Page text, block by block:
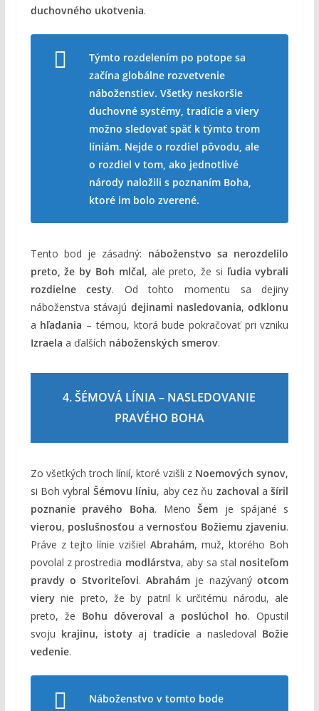
duchovného ukotvenia.
Týmto rozdelením po potope sa
začína globálne rozvetvenie
náboženstiev. Všetky neskoršie
duchovné systémy, tradície a viery
možno sledovať späť k týmto trom
líniám. Nejde o rozdiel pôvodu, ale
o rozdiel v tom, ako jednotlivé
národy naložili s poznaním Boha,
ktoré im bolo zverené.
Tento bod je zásadný: náboženstvo sa nerozdelilo
preto, že by Boh mlčal, ale preto, že si ľudia vybrali
rozdielne cesty. Od tohto momentu sa dejiny
náboženstva stávajú dejinami nasledovania,odklonu
a hľadania – témou, ktorá bude pokračovať pri vzniku
Izraela a ďalších náboženských smerov.
4. ŠÉMOVÁ LÍNIA – NASLEDOVANIE
PRAVÉHO BOHA
Zo všetkých troch línií, ktoré vzišli z Noemových synov,
si Boh vybral Šémovu líniu, aby cez ňu zachoval ašíril
poznanie pravého Boha. MenoŠem je spájané s
vierou, poslušnosťou avernosťou Božiemu zjaveniu.
Práve z tejto línie vzišielAbrahám, muž, ktorého Boh
povolal z prostredia modlárstva, aby sa stal nositeľom
pravdy o Stvoriteľovi.Abrahám je nazývanýotcom
vierynie preto, že by patril k určitému národu, ale
preto, že Bohu dôveroval a poslúchol ho. Opustil
svoju krajinu, istoty aj tradíciea nasledoval Božie
vedenie.
Náboženstvo v tomto bode